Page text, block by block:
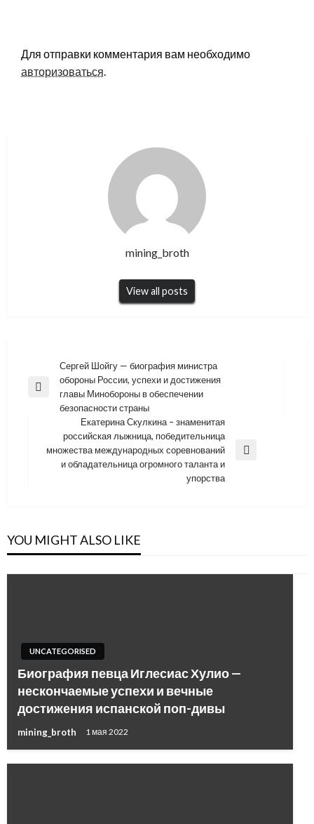
Для отправки комментария вам необходимо
авторизоваться.
mining_broth
View all posts
Навигация
по
записям
Previous
Сергей Шойгу — биография министра
обороны России, успехи и достижения
главы Минобороны в обеспечении
безопасности страны
Next
Екатерина Скулкина – знаменитая
российская лыжница, победительница
множества международных соревнований
и обладательница огромного таланта и
упорства
YOU MIGHT ALSO LIKE
UNCATEGORISED
Биография певца Иглесиас Хулио —
нескончаемые успехи и вечные
достижения испанской поп-дивы
mining_broth 1 мая 2022